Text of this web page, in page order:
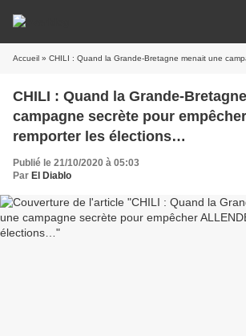
Accueil » CHILI : Quand la Grande-Bretagne menait une campagne secrète pour empêcher
CHILI : Quand la Grande-
campagne secrète pour
remporter les élections…
Publié le 21/10/2020 à 05:03
Par El Diablo